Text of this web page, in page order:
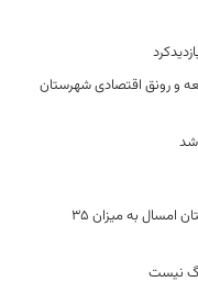
و رونق اقتصادی شهرستان
پس از ماه ها توان عملی تولید نیروگاه نکا در تابستان امسال به میزان ۳۵
نیست